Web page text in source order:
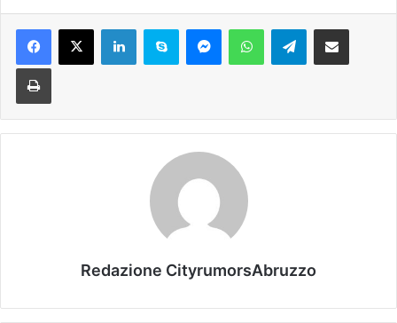
Telegram
Redazione CityrumorsAbruzzo